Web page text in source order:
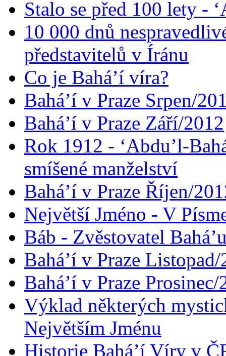
Stalo se před 100 lety -
10 000 dnů
představitelů v Íránu
Co je Bahá’í víra?
Bahá’í v Praze Srpen/
Bahá’í v Praze Září/2012
Rok 1912 - ‘Abdu’l-
smíšené manželství
Bahá’í v Praze Říjen/
Největší Jméno - V
Báb - Zvěstovatel
Bahá’í v Praze
Bahá’í v Praze Prosinec/
Výklad některých
Největším Jménu
Historie Bahá’í Víry v